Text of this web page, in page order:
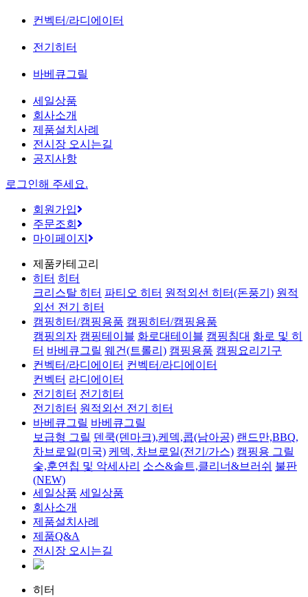
컨벡터/라디에이터
전기히터
바베큐그릴
세일상품
회사소개
제품설치사례
전시장 오시는길
공지사항
로그인해 주세요.
회원가입
주문조회
마이페이지
제품카테고리
히터 히터
크리스탈 히터 파티오 히터 원적외선 히터(돈풍기) 원적
외선 전기 히터
캠핑히터/캠핑용품 캠핑히터/캠핑용품
캠핑의자 캠핑테이블 화로대테이블 캠핑침대 화로 및 히
터 바베큐그릴 웨건(트롤리) 캠핑용품 캠핑요리기구
컨벡터/라디에이터 컨벡터/라디에이터
컨벡터 라디에이터
전기히터 전기히터
전기히터 원적외선 전기 히터
바베큐그릴 바베큐그릴
보급형 그릴 덴쿡(덴마크),케덱,콥(남아공) 랜드만,BBQ,
차브로일(미국) 케덱, 차브로일(전기/가스) 캠핑용 그릴
숯,훈연칩 및 악세사리 소스&솔트,클리너&브러쉬 불판
(NEW)
세일상품 세일상품
회사소개
제품설치사례
제품Q&A
전시장 오시는길
히터